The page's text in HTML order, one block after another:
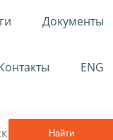
Документы
ENG
Найти